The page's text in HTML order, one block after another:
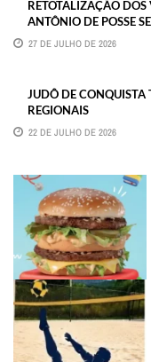
RETOTALIZAÇÃO
ANTÔNIO DE POSSE
27 DE JULHO DE 2026
JUDÔ DE CONQUISTA
REGIONAIS
22 DE JULHO DE 2026